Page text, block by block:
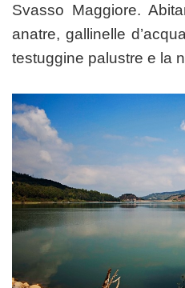
Svasso Maggiore.
anatre, gallinelle
testuggine palustre e la